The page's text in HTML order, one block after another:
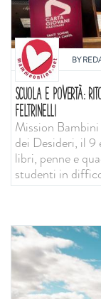
BY
SCUOLA E POVERTÀ:
FELTRINELLI
Mission
dei Desideri, il 9
libri, penne e
studenti in